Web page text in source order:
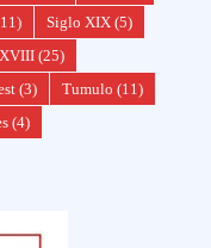
Siglo XIX (5)
(25)
(3) Tumulo (11)
(4)